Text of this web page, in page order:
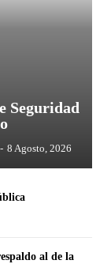
Seguridad
- 8 Agosto, 2026
al de la